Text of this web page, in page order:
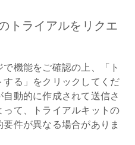
トライアルをリクエ
機能をご確認の上、「ト
る」をクリックしてくだ
動的に作成されて送信さ
て、トライアルキットの
件が異なる場合がありま